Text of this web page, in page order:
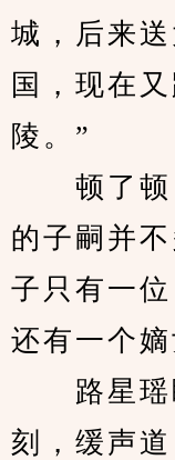
城，后来
国，现在
陵。”
顿了顿
的子嗣并
子只有一
还有一个
路星瑶
刻，缓声